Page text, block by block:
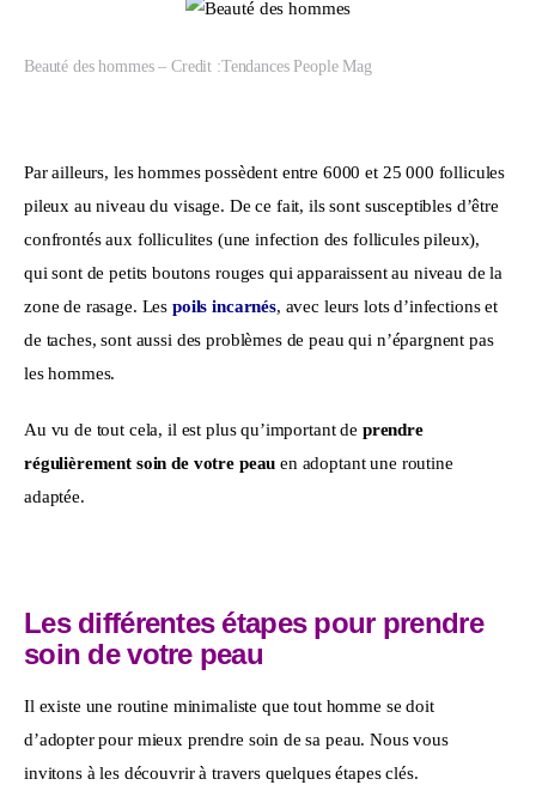
Beauté des hommes – Credit :Tendances People Mag
Par ailleurs, les hommes possèdent entre 6000 et 25 000 follicules
pileux au niveau du visage. De ce fait, ils sont susceptibles d’être
confrontés aux folliculites (une infection des follicules pileux),
qui sont de petits boutons rouges qui apparaissent au niveau de la
zone de rasage. Les poils incarnés, avec leurs lots d’infections et
de taches, sont aussi des problèmes de peau qui n’épargnent pas
les hommes.
Au vu de tout cela, il est plus qu’important de prendre
régulièrement soin de votre peau en adoptant une routine
adaptée.
Les différentes étapes pour prendre
soin de votre peau
Il existe une routine minimaliste que tout homme se doit
d’adopter pour mieux prendre soin de sa peau. Nous vous
invitons à les découvrir à travers quelques étapes clés.